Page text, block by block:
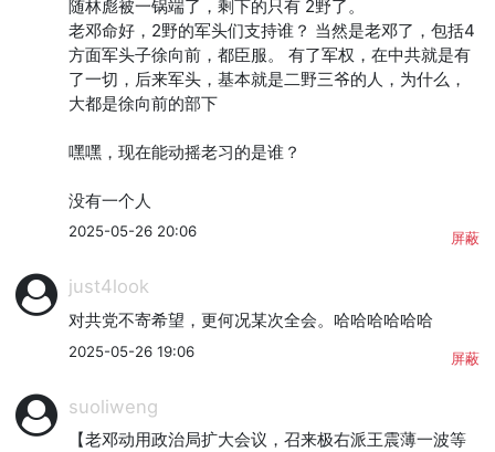
随林彪被一锅端了，剩下的只有 2野了。
老邓命好，2野的军头们支持谁？ 当然是老邓了，包括4
方面军头子徐向前，都臣服。 有了军权，在中共就是有
了一切，后来军头，基本就是二野三爷的人，为什么，
大都是徐向前的部下
嘿嘿，现在能动摇老习的是谁？
没有一个人
2025-05-26 20:06 屏蔽
just4look
对共党不寄希望，更何况某次全会。哈哈哈哈哈哈
2025-05-26 19:06 屏蔽
suoliweng
【老邓动用政治局扩大会议，召来极右派王震薄一波等